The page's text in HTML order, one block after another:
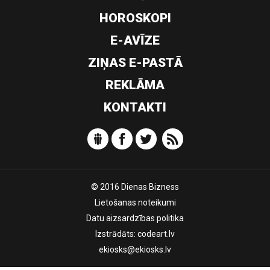
HOROSKOPI
E-AVĪZE
ZIŅAS E-PASTĀ
REKLĀMA
KONTAKTI
© 2016 Dienas Bizness
Lietošanas noteikumi
Datu aizsardzības politika
Izstrādāts: codeart.lv
ekiosks@ekiosks.lv